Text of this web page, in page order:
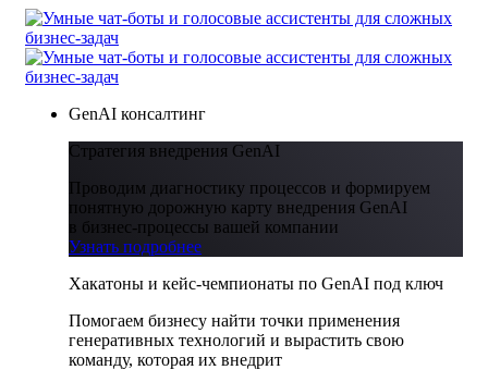
GenAI консалтинг
Стратегия внедрения GenAI
Проводим диагностику процессов и формируем
понятную дорожную карту внедрения GenAI
в бизнес-процессы вашей компании
Узнать подробнее
Хакатоны и кейс-чемпионаты по GenAI под ключ
Помогаем бизнесу найти точки применения
генеративных технологий и вырастить свою
команду, которая их внедрит